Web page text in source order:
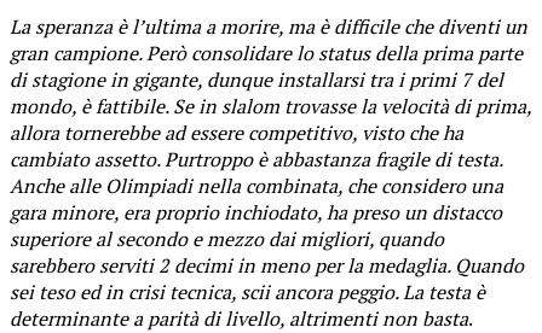
La speranza è l’ultima a morire, ma è difficile che diventi un
gran campione. Però consolidare lo status della prima parte
di stagione in gigante, dunque installarsi tra i primi 7 del
mondo, è fattibile. Se in slalom trovasse la velocità di prima,
allora tornerebbe ad essere competitivo, visto che ha
cambiato assetto. Purtroppo è abbastanza fragile di testa.
Anche alle Olimpiadi nella combinata, che considero una
gara minore, era proprio inchiodato, ha preso un distacco
superiore al secondo e mezzo dai migliori, quando
sarebbero serviti 2 decimi in meno per la medaglia. Quando
sei teso ed in crisi tecnica, scii ancora peggio. La testa è
determinante a parità di livello, altrimenti non basta.